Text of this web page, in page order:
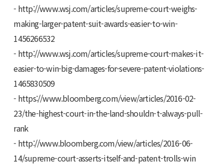
- http://www.wsj.com/articles/supreme-court-weighs-
making-larger-patent-suit-awards-easier-to-win-
1456266532
- http://www.wsj.com/articles/supreme-court-makes-it-
easier-to-win-big-damages-for-severe-patent-violations-
1465830509
- https://www.bloomberg.com/view/articles/2016-02-
23/the-highest-court-in-the-land-shouldn-t-always-pull-
rank
- http://www.bloomberg.com/view/articles/2016-06-
14/supreme-court-asserts-itself-and-patent-trolls-win